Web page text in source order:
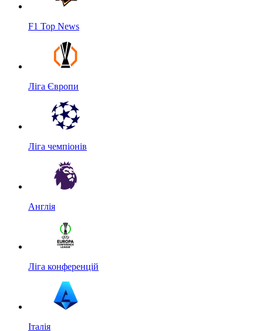
F1 Top News
Ліга Європи
Ліга чемпіонів
Англія
Ліга конференцій
Італія